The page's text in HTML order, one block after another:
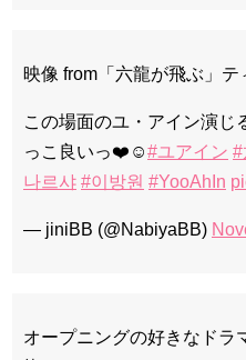
映像 from「六龍が飛ぶ」テ
この場面のユ・アイン演じ
っこ良いっ❤️☺️#ユアイン #
나르샤 #이방원 #YooAhIn
— jiniBB (@NabiyaBB)
オープニングの好きなドラ